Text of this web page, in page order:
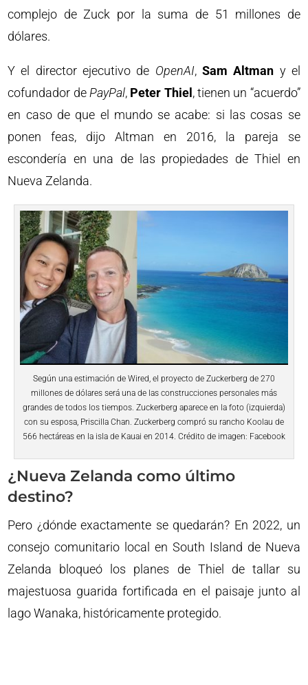
complejo de Zuck por la suma de 51 millones de
dólares.
Y el director ejecutivo de OpenAI, Sam Altman y el
cofundador de PayPal, Peter Thiel , tienen un “acuerdo”
en caso de que el mundo se acabe: si las cosas se
ponen feas, dijo Altman en 2016, la pareja se
escondería en una de las propiedades de Thiel en
Nueva Zelanda.
Según una estimación de Wired, el proyecto de Zuckerberg de 270
millones de dólares será una de las construcciones personales más
grandes de todos los tiempos. Zuckerberg aparece en la foto (izquierda)
con su esposa, Priscilla Chan. Zuckerberg compró su rancho Koolau de
566 hectáreas en la isla de Kauai en 2014. Crédito de imagen: Facebook
¿Nueva Zelanda como último
destino?
Pero ¿dónde exactamente se quedarán? En 2022, un
consejo comunitario local en South Island de Nueva
Zelanda bloqueó los planes de Thiel de tallar su
majestuosa guarida fortificada en el paisaje junto al
lago Wanaka, históricamente protegido.